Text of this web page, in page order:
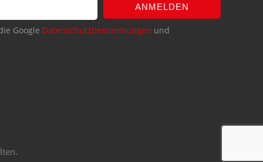
ANMELDEN
Google Datenschutzbestimmungen und